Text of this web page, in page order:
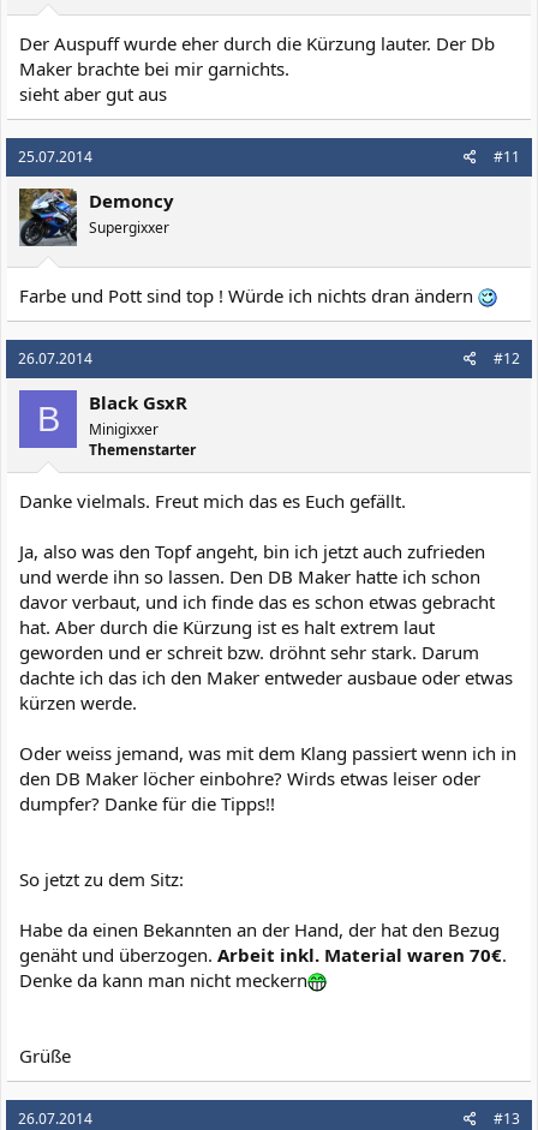
Der Auspuff wurde eher durch die Kürzung lauter. Der Db
Maker brachte bei mir garnichts.
sieht aber gut aus
25.07.2014 #11
Demoncy
Supergixxer
Farbe und Pott sind top ! Würde ich nichts dran ändern
26.07.2014 #12
B Black GsxR
Minigixxer
Themenstarter
Danke vielmals. Freut mich das es Euch gefällt.
Ja, also was den Topf angeht, bin ich jetzt auch zufrieden
und werde ihn so lassen. Den DB Maker hatte ich schon
davor verbaut, und ich finde das es schon etwas gebracht
hat. Aber durch die Kürzung ist es halt extrem laut
geworden und er schreit bzw. dröhnt sehr stark. Darum
dachte ich das ich den Maker entweder ausbaue oder etwas
kürzen werde.
Oder weiss jemand, was mit dem Klang passiert wenn ich in
den DB Maker löcher einbohre? Wirds etwas leiser oder
dumpfer? Danke für die Tipps!!
So jetzt zu dem Sitz:
Habe da einen Bekannten an der Hand, der hat den Bezug
genäht und überzogen. Arbeit inkl. Material waren 70€.
Denke da kann man nicht meckern
Grüße
26.07.2014 #13